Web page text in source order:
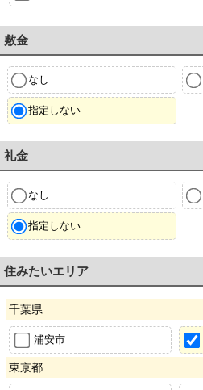
敷金
なし
指定しない
礼金
なし
指定しない
住みたいエリア
千葉県
浦安市
東京都